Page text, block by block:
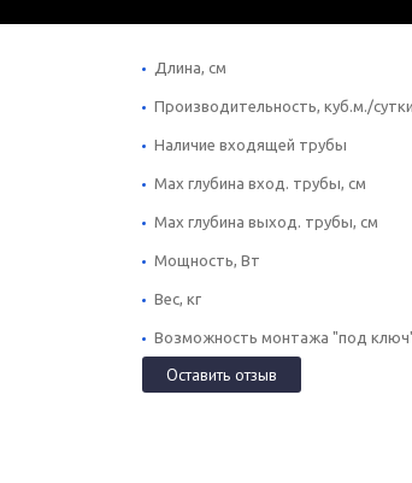
Длина, см
Производительность, куб.м./сутки
Наличие входящей трубы
Max глубина вход. трубы, см
Max глубина выход. трубы, см
Мощность, Вт
Вес, кг
Возможность монтажа "под
Оставить отзыв